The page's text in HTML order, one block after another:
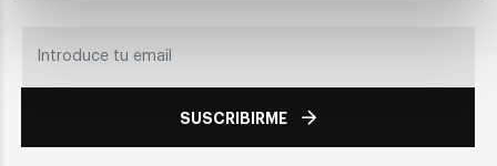
SUSCRIBIRME